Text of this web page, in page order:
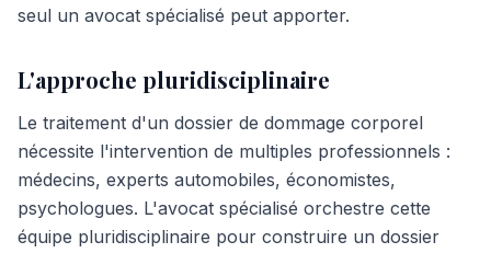
seul un avocat spécialisé peut apporter.
L'approche pluridisciplinaire
Le traitement d'un dossier de dommage corporel
nécessite l'intervention de multiples professionnels :
médecins, experts automobiles, économistes,
psychologues. L'avocat spécialisé orchestre cette
équipe pluridisciplinaire pour construire un dossier